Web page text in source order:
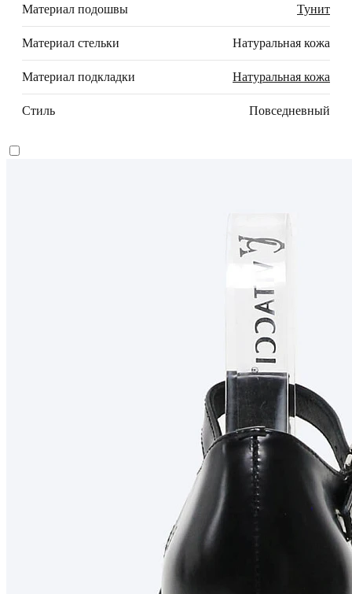
Материал подошвы Тунит
Материал стельки Натуральная кожа
Материал подкладки Натуральная кожа
Стиль Повседневный